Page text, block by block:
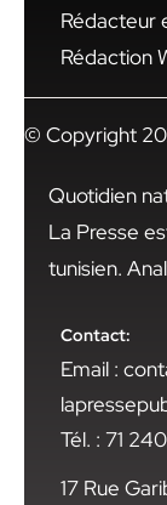
Rédacteur
Rédaction
© Copyright
Quotidien
La Presse
tunisien.
Contact:
Email :
Tél. : 71
17 Rue